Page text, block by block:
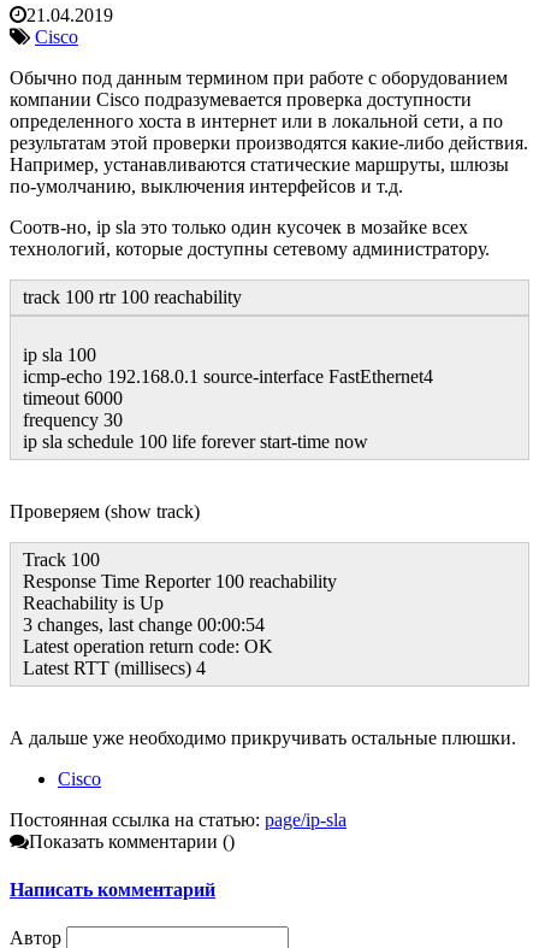
21.04.2019
Cisco
Обычно под данным термином при работе с оборудованием
компании Cisco подразумевается проверка доступности
определенного хоста в интернет или в локальной сети, а по
результатам этой проверки производятся какие-либо действия.
Например, устанавливаются статические маршруты, шлюзы
по-умолчанию, выключения интерфейсов и т.д.
Соотв-но, ip sla это только один кусочек в мозайке всех
технологий, которые доступны сетевому администратору.
track 100 rtr 100 reachability
ip sla 100
icmp-echo 192.168.0.1 source-interface FastEthernet4
timeout 6000
frequency 30
ip sla schedule 100 life forever start-time now
Проверяем (show track)
Track 100
Response Time Reporter 100 reachability
Reachability is Up
3 changes, last change 00:00:54
Latest operation return code: OK
Latest RTT (millisecs) 4
А дальше уже необходимо прикручивать остальные плюшки.
Cisco
Постоянная ссылка на статью: page/ip-sla
Показать комментарии ()
Написать комментарий
Автор